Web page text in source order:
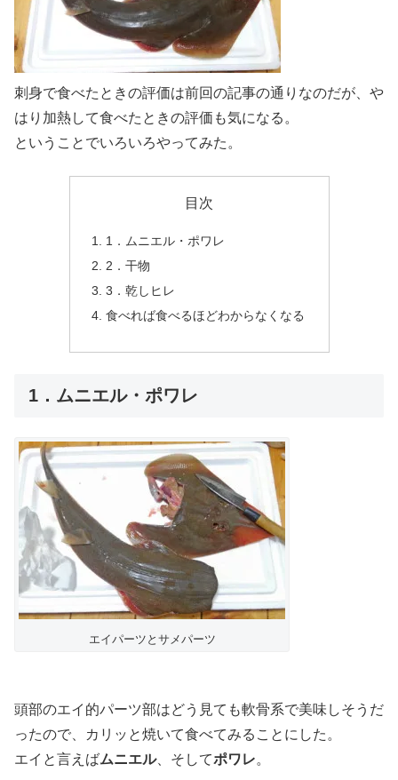
刺身で食べたときの評価は前回の記事の通りなのだが、や
はり加熱して食べたときの評価も気になる。
ということでいろいろやってみた。
目次
1．ムニエル・ポワレ
2．干物
3．乾しヒレ
食べれば食べるほどわからなくなる
1．ムニエル・ポワレ
エイパーツとサメパーツ
頭部のエイ的パーツ部はどう見ても軟骨系で美味しそうだ
ったので、カリッと焼いて食べてみることにした。
エイと言えばムニエル、そしてポワレ。